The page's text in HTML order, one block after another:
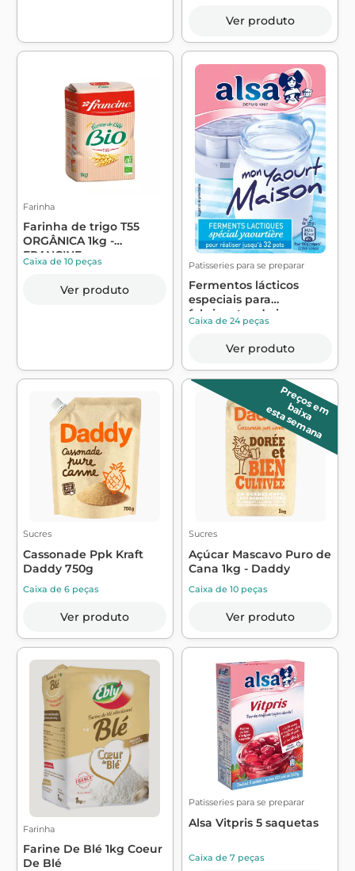
Ver produto
Farinha
Farinha de trigo T55
ORGÂNICA 1kg -
FRANCINE
Caixa de 10 peças
Ver produto
Patisseries para se preparar
Fermentos lácticos
especiais para
fabricantes de iogu...
Caixa de 24 peças
Ver produto
Sucres
Cassonade Ppk Kraft
Daddy 750g
Caixa de 6 peças
Ver produto
P
r
e
ç
o
s
e
m
b
a
ix
a
esta semana
Sucres
Açúcar Mascavo Puro de
Cana 1kg - Daddy
Caixa de 10 peças
Ver produto
Farinha
Farine De Blé 1kg Coeur
De Blé
Patisseries para se preparar
Alsa Vitpris 5 saquetas
Caixa de 7 peças